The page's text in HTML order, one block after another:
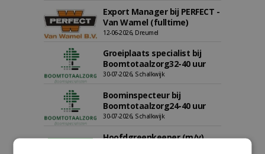
Export Manager bij PERFECT -
Van Wamel (fulltime)
12-06-2026, Dreumel
Groeiplaats specialist bij
Boomtotaalzorg32-40 uur
30-07-2026, Schalkwijk
Boominspecteur bij
Boomtotaalzorg24-40 uur
30-07-2026, Schalkwijk
Hoofdgreenkeeper (m/v)